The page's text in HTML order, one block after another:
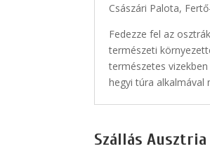
Császári Palota,
Fedezze fel az
természeti
természetes
hegyi túra alkalmával
Szállás